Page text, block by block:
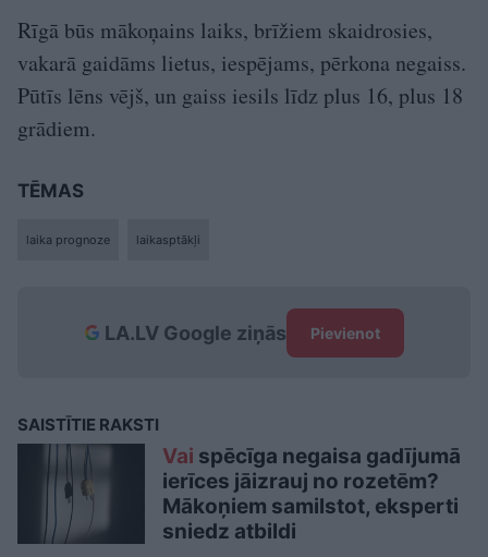
Rīgā būs mākoņains laiks, brīžiem skaidrosies,
vakarā gaidāms lietus, iespējams, pērkona negaiss.
Pūtīs lēns vējš, un gaiss iesils līdz plus 16, plus 18
grādiem.
TĒMAS
laika prognoze laikasptākļi
LA.LV Google ziņās Pievienot
SAISTĪTIE RAKSTI
Vai spēcīga negaisa gadījumā
ierīces jāizrauj no rozetēm?
Mākoņiem samilstot, eksperti
sniedz atbildi